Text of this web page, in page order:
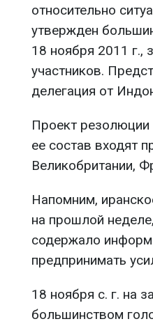
относительно
утвержден
18 ноября 2011 г.,
участников.
делегация от
Проект резолюции
ее состав входят
Великобритании,
Напомним,
на прошлой
содержало
предпринимать
18 ноября с. г. на
большинством